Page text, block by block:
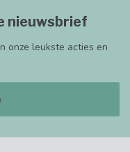
nieuwsbrief
onze leukste acties en